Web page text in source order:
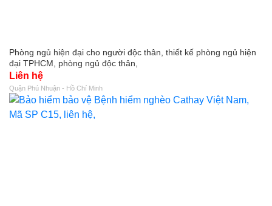
Phòng ngủ hiện đại cho người độc thân, thiết kế phòng ngủ hiện
đại TPHCM, phòng ngủ độc thân,
Liên hệ
Quận Phú Nhuận - Hồ Chí Minh